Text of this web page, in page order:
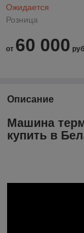
Ожидается
Розница
от 60 000
Описание
Машина
купить в